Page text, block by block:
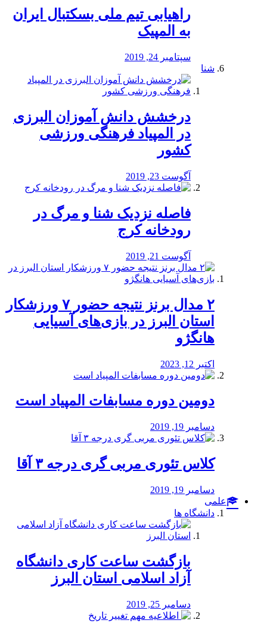
راهیابی تیم ملی بسکتبال ایران
به المپیک
سپتامبر 24, 2019
شنا
درخشش دانش آموزان البرزی
در المپیاد فرهنگی ورزشی
کشور
آگوست 23, 2019
️فاصله نزدیک شنا و مرگ در
رودخانه کرج
آگوست 21, 2019
۲ مدال برنز نتیجه حضور ۷ ورزشکار
استان البرز در بازی‌های آسیایی
هانگژو
اکتبر 12, 2023
دومین دوره مسابفات المپیاد است
دسامبر 19, 2019
کلاس تئوری مربی گری درجه ۳ آقا
دسامبر 19, 2019
علمی
دانشگاه ها
بازگشت ساعت کاری دانشگاه
آزاد اسلامی استان البرز
دسامبر 25, 2019